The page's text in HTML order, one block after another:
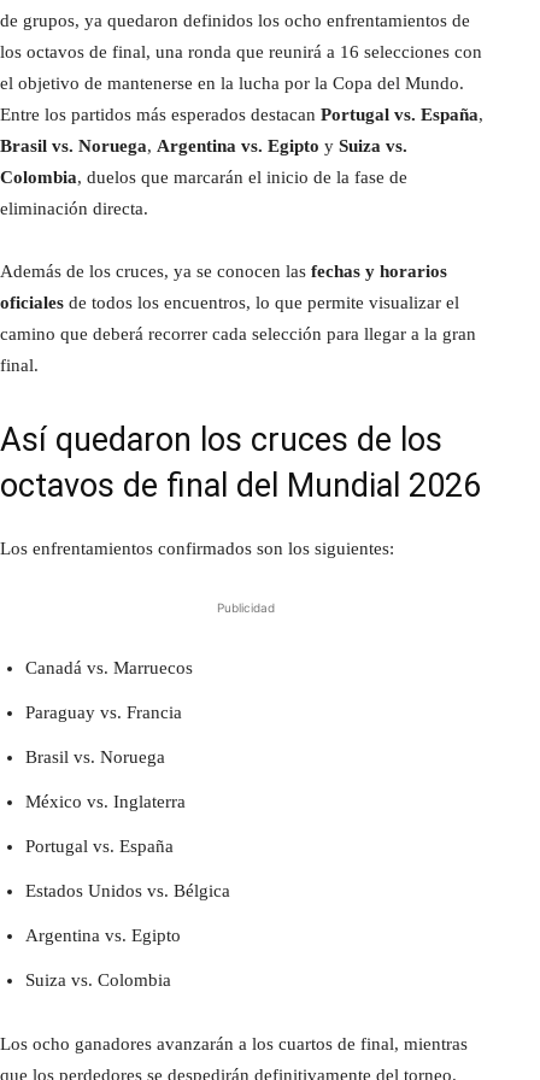
de grupos, ya quedaron definidos los ocho enfrentamientos de
los octavos de final, una ronda que reunirá a 16 selecciones con
el objetivo de mantenerse en la lucha por la Copa del Mundo.
Entre los partidos más esperados destacan Portugal vs. España,
Brasil vs. Noruega, Argentina vs. Egipto y Suiza vs.
Colombia, duelos que marcarán el inicio de la fase de
eliminación directa.
Además de los cruces, ya se conocen las fechas y horarios
oficiales de todos los encuentros, lo que permite visualizar el
camino que deberá recorrer cada selección para llegar a la gran
final.
Así quedaron los cruces de los
octavos de final del Mundial 2026
Los enfrentamientos confirmados son los siguientes:
Publicidad
Canadá vs. Marruecos
Paraguay vs. Francia
Brasil vs. Noruega
México vs. Inglaterra
Portugal vs. España
Estados Unidos vs. Bélgica
Argentina vs. Egipto
Suiza vs. Colombia
Los ocho ganadores avanzarán a los cuartos de final, mientras
que los perdedores se despedirán definitivamente del torneo.